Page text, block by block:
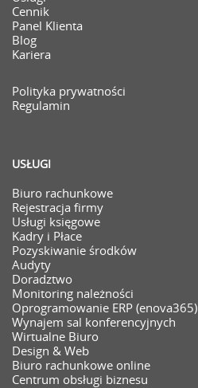
Cennik
Panel Klienta
Blog
Kariera
Polityka prywatności
Regulamin
USŁUGI
Biuro rachunkowe
Rejestracja firmy
Usługi księgowe
Kadry i Płace
Pozyskiwanie środków
Audyty
Doradztwo
Monitoring należności
Oprogramowanie ERP (enova365)
Wynajem sal konferencyjnych
Wirtualne Biuro
Design & Web
Biuro rachunkowe online
Centrum obsługi biznesu